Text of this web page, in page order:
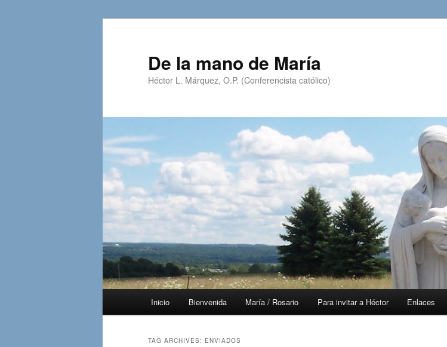
De la mano de María
Héctor L. Márquez, O.P. (Conferencista católico)
Inicio Bienvenida María / Rosario Para invitar a Héctor Enlaces
TAG ARCHIVES: ENVIADOS